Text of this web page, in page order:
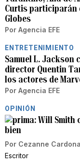
Curtis participarán
Globes
Por Agencia EFE
ENTRETENIMIENTO
Samuel L. Jackson
director Quentin
los actores de
Por Agencia EFE
OPINIÓN
Will Smith
bien
Por Cezanne
Escritor